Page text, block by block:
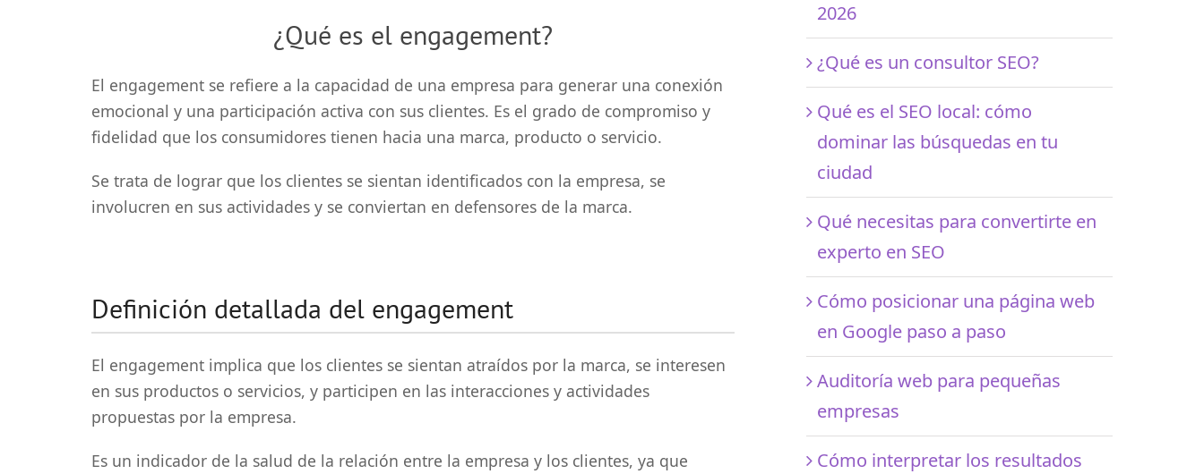
¿Qué es el engagement?
El engagement se refiere a la capacidad de una empresa para generar una conexión
emocional y una participación activa con sus clientes. Es el grado de compromiso y
fidelidad que los consumidores tienen hacia una marca, producto o servicio.
Se trata de lograr que los clientes se sientan identificados con la empresa, se
involucren en sus actividades y se conviertan en defensores de la marca.
Definición detallada del engagement
El engagement implica que los clientes se sientan atraídos por la marca, se interesen
en sus productos o servicios, y participen en las interacciones y actividades
propuestas por la empresa.
Es un indicador de la salud de la relación entre la empresa y los clientes, ya que
2026
¿Qué es un consultor SEO?
Qué es el SEO local: cómo
dominar las búsquedas en tu
ciudad
Qué necesitas para convertirte en
experto en SEO
Cómo posicionar una página web
en Google paso a paso
Auditoría web para pequeñas
empresas
Cómo interpretar los resultados